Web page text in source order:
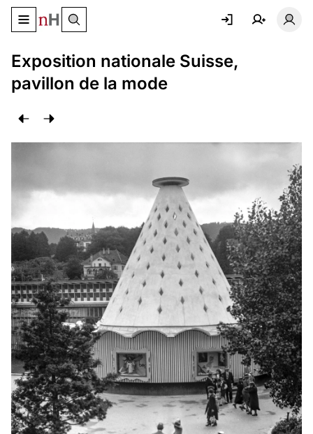
Basculer le menu de navigation
Exposition nationale Suisse,
pavillon de la mode